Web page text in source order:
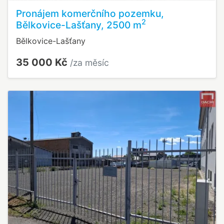
Pronájem komerčního pozemku,
Bělkovice-Lašťany, 2500 m2
Bělkovice-Lašťany
35 000 Kč /za měsíc